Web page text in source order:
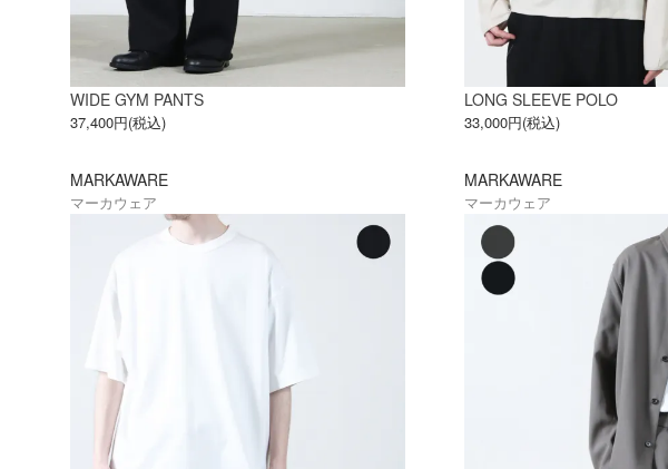
WIDE GYM PANTS
37,400円(税込)
LONG SLEEVE POLO
33,000円(税込)
MARKAWARE
マーカウェア
MARKAWARE
マーカウェア